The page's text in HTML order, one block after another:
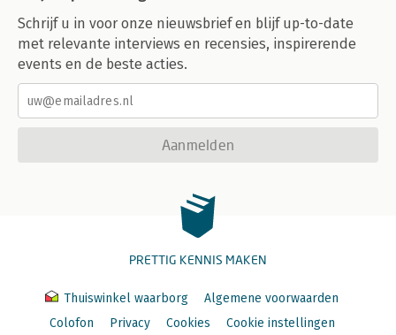
Schrijf u in voor onze nieuwsbrief en blijf up-to-date
met relevante interviews en recensies, inspirerende
events en de beste acties.
Aanmelden
PRETTIG KENNIS MAKEN
Thuiswinkel waarborg
Algemene voorwaarden
Colofon
Privacy Cookies Cookie instellingen